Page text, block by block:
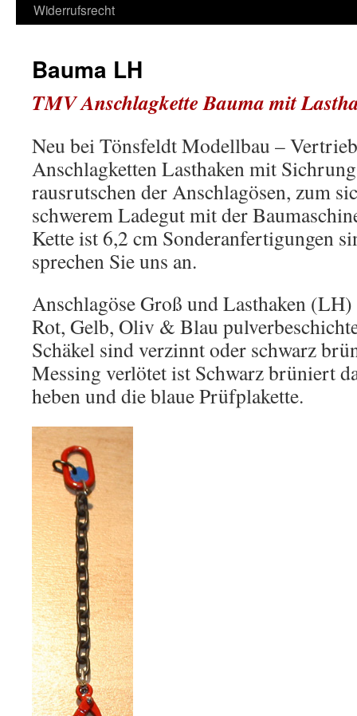
Widerrufsrecht
Bauma LH
TMV Anschlagkette Bauma mit
Neu bei Tönsfeldt Modellbau –
Anschlagketten Lasthaken mit
rausrutschen der Anschlagösen, zum
schwerem Ladegut mit der
Kette ist 6,2 cm Sonderanfertigungen
sprechen Sie uns an.
Anschlagöse Groß und Lasthaken
Rot, Gelb, Oliv & Blau
Schäkel sind verzinnt oder schwarz
Messing verlötet ist Schwarz brüniert
heben und die blaue Prüfplakette.